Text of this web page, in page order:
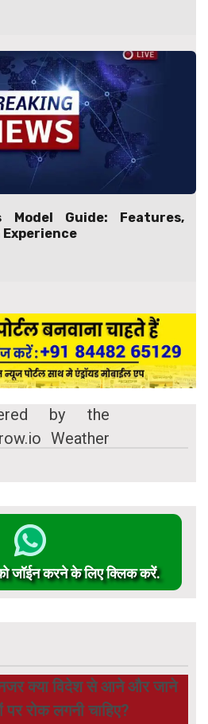
Model Guide: Features,
Experience
जॉईन करने के लिए क्लिक करें.
क्या विदेश से आने और जाने
पर रोक लगनी चाहिए?